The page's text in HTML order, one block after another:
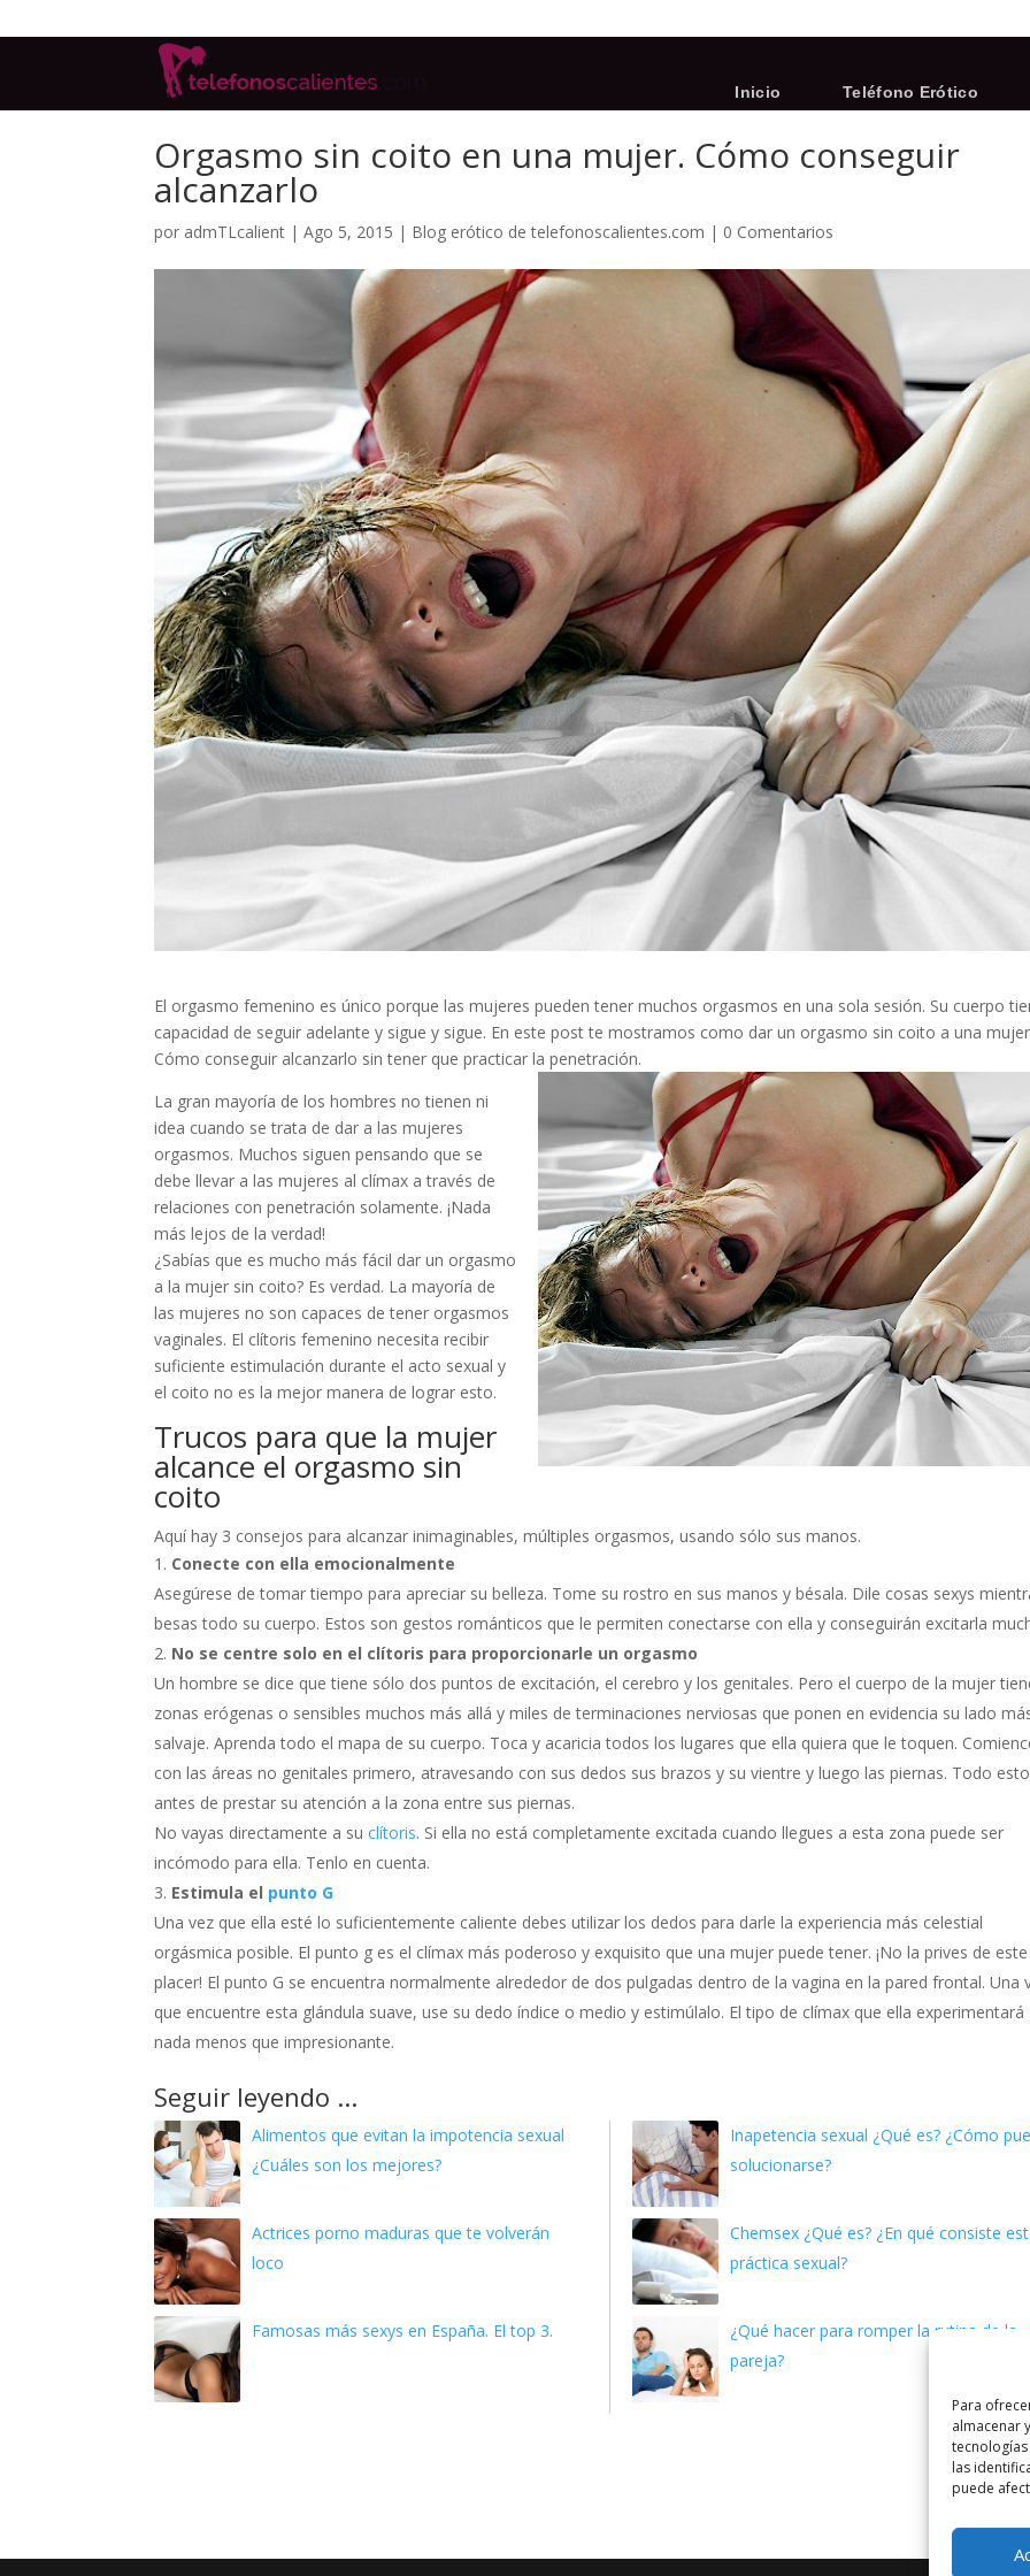
Para
almacenar
las
puede
Inicio Teléfono Erótico
Orgasmo sin coito en una mujer. Cómo conseguir
alcanzarlo
por admTLcalient |Ago 5, 2015 | Blog erótico de telefonoscalientes.com | 0 Comentarios
El orgasmo femenino es único porque las mujeres pueden tener muchos orgasmos en una sola sesión. Su cuerpo
capacidad de seguir adelante y sigue y sigue. En este post te mostramos como dar un orgasmo sin coito a una
Cómo conseguir alcanzarlo sin tener que practicar la penetración.
La gran mayoría de los hombres no tienen ni
idea cuando se trata de dar a las mujeres
orgasmos. Muchos siguen pensando que se
debe llevar a las mujeres al clímax a través de
relaciones con penetración solamente. ¡Nada
más lejos de la verdad!
¿Sabías que es mucho más fácil dar un orgasmo
a la mujer sin coito? Es verdad. La mayoría de
las mujeres no son capaces de tener orgasmos
vaginales. El clítoris femenino necesita recibir
suficiente estimulación durante el acto sexual y
el coito no es la mejor manera de lograr esto.
Trucos para que la mujer
alcance el orgasmo sin
coito
Aquí hay 3 consejos para alcanzar inimaginables, múltiples orgasmos, usando sólo sus manos.
Conecte con ella emocionalmente
Asegúrese de tomar tiempo para apreciar su belleza. Tome su rostro en sus manos y bésala. Dile cosas sexys
besas todo su cuerpo. Estos son gestos románticos que le permiten conectarse con ella y conseguirán excitarla
No se centre solo en el clítoris para proporcionarle un orgasmo
Un hombre se dice que tiene sólo dos puntos de excitación, el cerebro y los genitales. Pero el cuerpo de la mujer
zonas erógenas o sensibles muchos más allá y miles de terminaciones nerviosas que ponen en evidencia su lado
salvaje. Aprenda todo el mapa de su cuerpo. Toca y acaricia todos los lugares que ella quiera que le toquen.
con las áreas no genitales primero, atravesando con sus dedos sus brazos y su vientre y luego las piernas. Todo esto
antes de prestar su atención a la zona entre sus piernas.
No vayas directamente a suclítoris. Si ella no está completamente excitada cuando llegues a esta zona puede ser
incómodo para ella. Tenlo en cuenta.
Estimula el punto G
Una vez que ella esté lo suficientemente caliente debes utilizar los dedos para darle la experiencia más celestial
orgásmica posible. El punto g es el clímax más poderoso y exquisito que una mujer puede tener. ¡No la prives de este
placer! El punto G se encuentra normalmente alrededor de dos pulgadas dentro de la vagina en la pared frontal. Una
que encuentre esta glándula suave, use su dedo índice o medio y estimúlalo. El tipo de clímax que ella experimentará
nada menos que impresionante.
Seguir leyendo ...
Alimentos que evitan la impotencia sexual
¿Cuáles son los mejores?
Actrices porno maduras que te volverán
loco
Famosas más sexys en España. El top 3.
Inapetencia sexual ¿Qué es? ¿Cómo
solucionarse?
Chemsex ¿Qué es? ¿En qué consiste
práctica sexual?
¿Qué hacer para romper la rutina de la
pareja?